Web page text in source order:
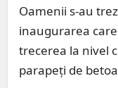
Oamenii s-au
inaugurarea
trecerea la nivel
parapeți de